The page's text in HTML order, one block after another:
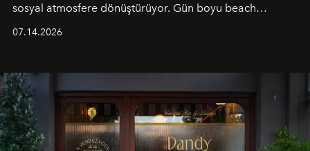
sosyal atmosfere dönüştürüyor. Gün boyu beach
tematik gastronomi geceleri misafirlerle buluşuyor.
Paylaşıma, lezzete ve müziğe odaklanan bu özel
akşamlar, YAZ’ın sade lüks anlayışını gün batımından
geceye taşıyarak her hafta farklı bir deneyim sunuyor.
07.14.2026